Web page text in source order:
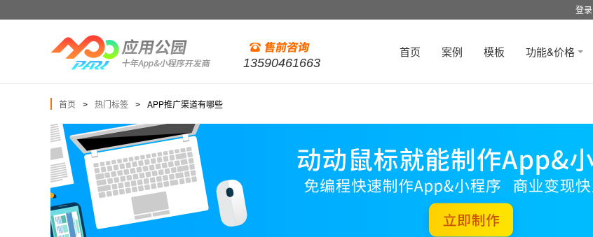
登录
13590461663
首页 案例 模板 功能&价格
首页 > 热门标签 > APP推广渠道有哪些